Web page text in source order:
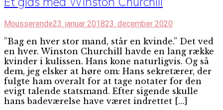
Mousserende23. januar 201823. december 2020
”Bag en hver stor mand, står en kvinde.” Det ved
en hver. Winston Churchill havde en lang række
kvinder i kulissen. Hans kone naturligvis. Og så
dem, jeg elsker at høre om: Hans sekretærer, der
fulgte ham overalt for at tage notater for den
evigt talende statsmand. Efter sigende skulle
hans badeværelse have været indrettet […]